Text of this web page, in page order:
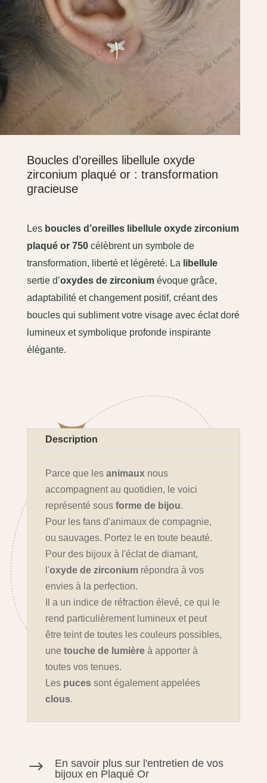
Boucles d’oreilles libellule oxyde
zirconium plaqué or : transformation
gracieuse
Les boucles d’oreilles libellule oxyde zirconium
plaqué or 750célèbrent un symbole de
transformation, liberté et légèreté. La libellule
sertie d’oxydes de zirconiumévoque grâce,
adaptabilité et changement positif, créant des
boucles qui subliment votre visage avec éclat doré
lumineux et symbolique profonde inspirante
élégante.
Description
Parce que les animauxnous
accompagnent au quotidien, le voici
représenté sous forme de bijou.
Pour les fans d'animaux de compagnie,
ou sauvages. Portez le en toute beauté.
Pour des bijoux à l'éclat de diamant,
l'oxyde de zirconiumrépondra à vos
envies à la perfection.
Il a un indice de réfraction élevé, ce qui le
rend particulièrement lumineux et peut
être teint de toutes les couleurs possibles,
une touche de lumièreà apporter à
toutes vos tenues.
Les pucessont également appelées
clous.
$
En savoir plus sur l'entretien de vos
bijoux en Plaqué Or